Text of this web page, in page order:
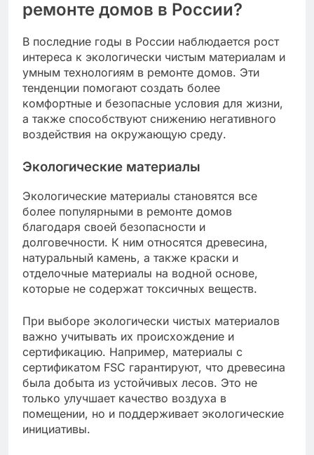
определенных этапов. Установите четкие сроки
избежать дальнейших задержек.
Обращение в суд или арбитраж
Если обсуждение не привело к
удовлетворительному результату, вы можете
рассмотреть возможность обращения в суд или
шагом, если сумма убытков значительна или
обязательства.
Перед подачей иска убедитесь, что у вас есть
все необходимые документы, такие как
контракт, переписка и доказательства
недостатков. Это поможет вам обосновать
свои требования и повысит шансы на успешное
Какие новые тенденции в
ремонте домов в России?
В последние годы в России наблюдается рост